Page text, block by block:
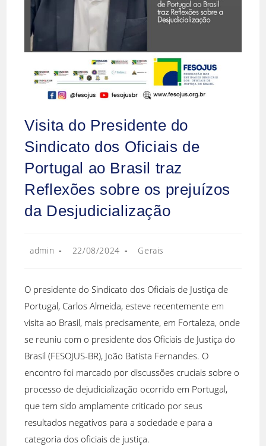
Visita do Presidente do
Sindicato dos Oficiais de
Portugal ao Brasil traz
Reflexões sobre os prejuízos
da Desjudicialização
admin 22/08/2024 Gerais
O presidente do Sindicato dos Oficiais de Justiça de
Portugal, Carlos Almeida, esteve recentemente em
visita ao Brasil, mais precisamente, em Fortaleza, onde
se reuniu com o presidente dos Oficiais de Justiça do
Brasil (FESOJUS-BR), João Batista Fernandes. O
encontro foi marcado por discussões cruciais sobre o
processo de dejudicialização ocorrido em Portugal,
que tem sido amplamente criticado por seus
resultados negativos para a sociedade e para a
categoria dos oficiais de justiça.